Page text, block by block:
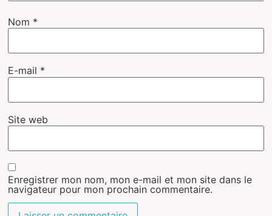
Nom *
E-mail *
Site web
Enregistrer mon nom, mon e-mail et mon site dans le
navigateur pour mon prochain commentaire.